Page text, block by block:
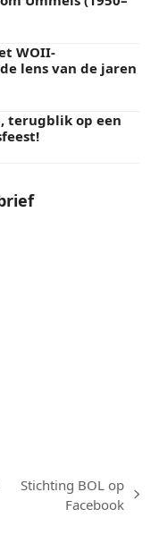
WOII-
lens van de jaren
terugblik op een
Stichting BOL op
Facebook